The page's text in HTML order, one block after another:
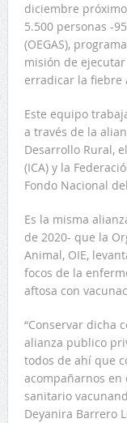
diciembre
5.500 personas -
(OEGAS),
misión de
erradicar la fiebre
Este equipo
a través de la
Desarrollo Rural,
(ICA) y la
Fondo Nacional
Es la misma
de 2020- que la
Animal, OIE,
focos de la
aftosa con
“Conservar dicha
alianza publico
todos de ahí que
acompañarnos en
sanitario
Deyanira Barrero